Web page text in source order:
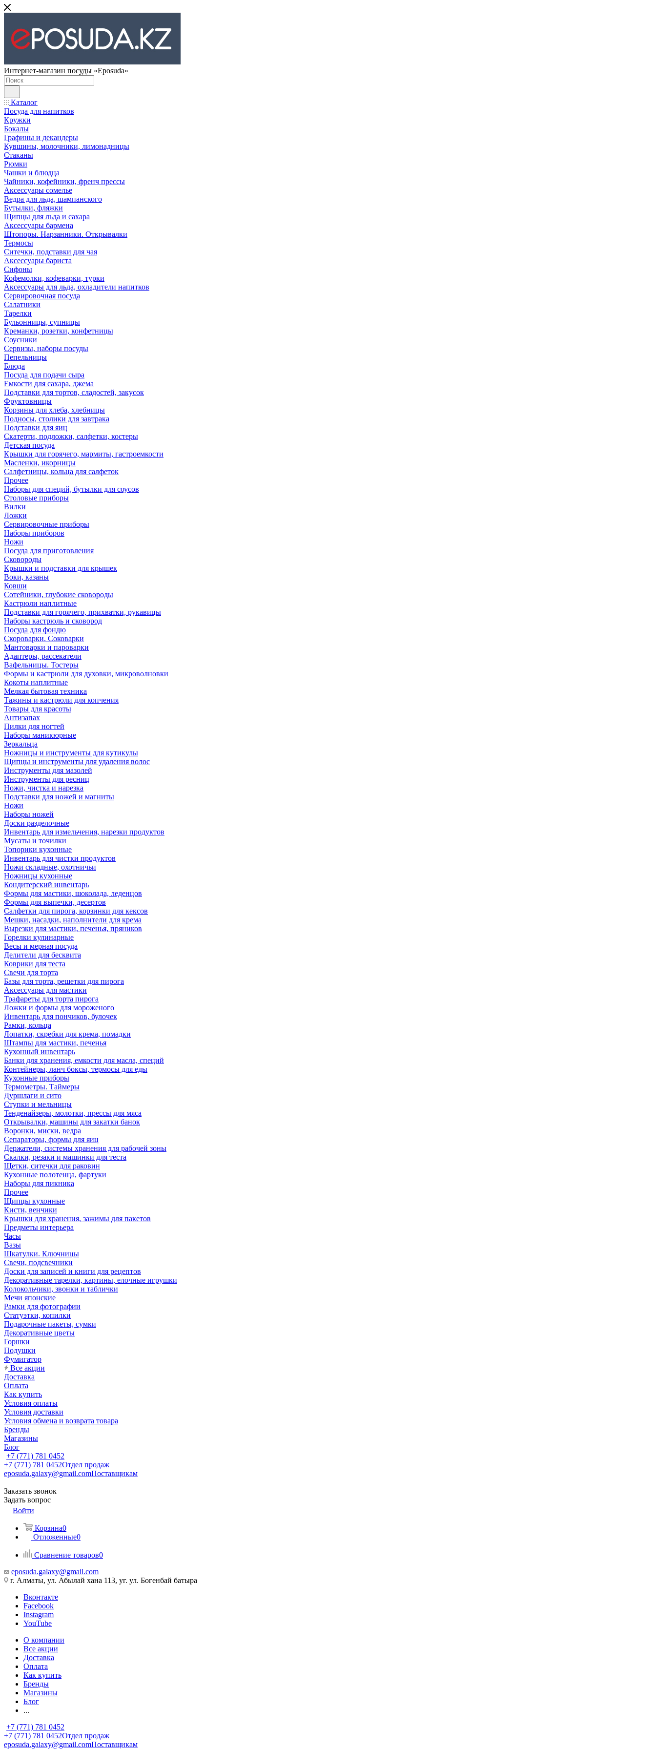
Интернет-магазин посуды «Eposuda»
Каталог
Посуда для напитков
Кружки
Бокалы
Графины и декандеры
Кувшины, молочники, лимонадницы
Стаканы
Рюмки
Чашки и блюдца
Чайники, кофейники, френч прессы
Аксессуары сомелье
Ведра для льда, шампанского
Бутылки, фляжки
Щипцы для льда и сахара
Аксессуары бармена
Штопоры. Нарзанники. Открывалки
Термосы
Ситечки, подставки для чая
Аксессуары бариста
Сифоны
Кофемолки, кофеварки, турки
Аксессуары для льда, охладители напитков
Сервировочная посуда
Салатники
Тарелки
Бульонницы, супницы
Креманки, розетки, конфетницы
Соусники
Сервизы, наборы посуды
Пепельницы
Блюда
Посуда для подачи сыра
Емкости для сахара, джема
Подставки для тортов, сладостей, закусок
Фруктовницы
Корзины для хлеба, хлебницы
Подносы, столики для завтрака
Подставки для яиц
Скатерти, подложки, салфетки, костеры
Детская посуда
Крышки для горячего, мармиты, гастроемкости
Масленки, икорницы
Салфетницы, кольца для салфеток
Прочее
Наборы для специй, бутылки для соусов
Столовые приборы
Вилки
Ложки
Сервировочные приборы
Наборы приборов
Ножи
Посуда для приготовления
Сковороды
Крышки и подставки для крышек
Воки, казаны
Ковши
Сотейники, глубокие сковороды
Кастрюли наплитные
Подставки для горячего, прихватки, рукавицы
Наборы кастрюль и сковород
Посуда для фондю
Скороварки. Соковарки
Мантоварки и пароварки
Адаптеры, рассекатели
Вафельницы. Тостеры
Формы и кастрюли для духовки, микроволновки
Кокоты наплитные
Мелкая бытовая техника
Тажины и кастрюли для копчения
Товары для красоты
Антизапах
Пилки для ногтей
Наборы маникюрные
Зеркальца
Ножницы и инструменты для кутикулы
Щипцы и инструменты для удаления волос
Инструменты для мазолей
Инструменты для ресниц
Ножи, чистка и нарезка
Подставки для ножей и магниты
Ножи
Наборы ножей
Доски разделочные
Инвентарь для измельчения, нарезки продуктов
Мусаты и точилки
Топорики кухонные
Инвентарь для чистки продуктов
Ножи складные, охотничьи
Ножницы кухонные
Кондитерский инвентарь
Формы для мастики, шоколада, леденцов
Формы для выпечки, десертов
Салфетки для пирога, корзинки для кексов
Мешки, насадки, наполнители для крема
Вырезки для мастики, печенья, пряников
Горелки кулинарные
Весы и мерная посуда
Делители для бесквита
Коврики для теста
Свечи для торта
Базы для торта, решетки для пирога
Аксессуары для мастики
Трафареты для торта пирога
Ложки и формы для мороженого
Инвентарь для пончиков, булочек
Рамки, кольца
Лопатки, скребки для крема, помадки
Штампы для мастики, печенья
Кухонный инвентарь
Банки для хранения, емкости для масла, специй
Контейнеры, ланч боксы, термосы для еды
Кухонные приборы
Термометры. Таймеры
Дуршлаги и сито
Ступки и мельницы
Тенденайзеры, молотки, прессы для мяса
Открывалки, машины для закатки банок
Воронки, миски, ведра
Сепараторы, формы для яиц
Держатели, системы хранения для рабочей зоны
Скалки, резаки и машинки для теста
Щетки, ситечки для раковин
Кухонные полотенца, фартуки
Наборы для пикника
Прочее
Щипцы кухонные
Кисти, венчики
Крышки для хранения, зажимы для пакетов
Предметы интерьера
Часы
Вазы
Шкатулки. Ключницы
Свечи, подсвечники
Доски для записей и книги для рецептов
Декоративные тарелки, картины, елочные игрушки
Колокольчики, звонки и таблички
Мечи японские
Рамки для фотографии
Статуэтки, копилки
Подарочные пакеты, сумки
Декоративные цветы
Горшки
Подушки
Фумигатор
Все акции
Доставка
Оплата
Как купить
Условия оплаты
Условия доставки
Условия обмена и возврата товара
Бренды
Магазины
Блог
+7 (771) 781 0452
+7 (771) 781 0452Отдел продаж
eposuda.galaxy@gmail.comПоставщикам
Заказать звонок
Задать вопрос
Войти
Корзина0
Отложенные0
Сравнение товаров0
eposuda.galaxy@gmail.com
г. Алматы, ул. Абылай хана 113, уг. ул. Богенбай батыра
Вконтакте
Facebook
Instagram
YouTube
О компании
Все акции
Доставка
Оплата
Как купить
Бренды
Магазины
Блог
...
+7 (771) 781 0452
+7 (771) 781 0452Отдел продаж
eposuda.galaxy@gmail.comПоставщикам